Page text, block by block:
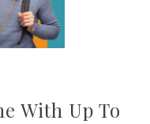
With Up To